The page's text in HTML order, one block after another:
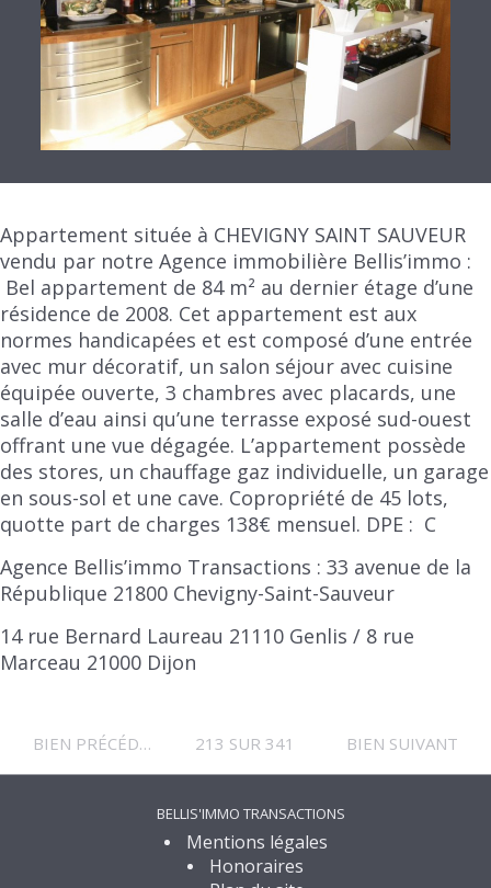
Appartement située à CHEVIGNY SAINT SAUVEUR
vendu par notre Agence immobilière Bellis’immo :
Bel appartement de 84 m² au dernier étage d’une
résidence de 2008. Cet appartement est aux
normes handicapées et est composé d’une entrée
avec mur décoratif, un salon séjour avec cuisine
équipée ouverte, 3 chambres avec placards, une
salle d’eau ainsi qu’une terrasse exposé sud-ouest
offrant une vue dégagée. L’appartement possède
des stores, un chauffage gaz individuelle, un garage
en sous-sol et une cave. Copropriété de 45 lots,
quotte part de charges 138€ mensuel. DPE : C
Agence Bellis’immo Transactions : 33 avenue de la
République 21800 Chevigny-Saint-Sauveur
14 rue Bernard Laureau 21110 Genlis / 8 rue
Marceau 21000 Dijon
BIEN PRÉCÉDENT 213 SUR 341 BIEN SUIVANT
BELLIS'IMMO TRANSACTIONS
Mentions légales
Honoraires